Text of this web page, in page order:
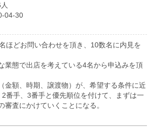
04-30
ほどお問い合わせを頂き、10数名に内見を
業態で出店を考えている4名から申込みを頂
金額、時期、譲渡物）が、希望する条件に近
番手、3番手と優先順位を付けて、まずは一
審査にかけていくことになる。